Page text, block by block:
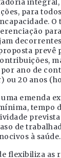
integral,
para
O
prevê
ano de
ou 20 anos
uma emenda
tempo
de
à saúde.
flexibiliza as